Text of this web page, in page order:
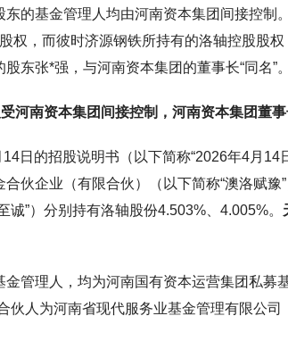
的基金管理人均由河南资本集团间接控制
权，而彼时济源钢铁所持有的洛轴控股股
东张*强，与河南资本集团的董事长“同名”。
河南资本集团间接控制，河南资本集团董
日的招股说明书（以下简称“2026年4月14
伙企业（有限合伙）（以下简称“澳洛赋
诚”）分别持有洛轴股份4.503%、4.005%。
管理人，均为河南国有资本运营集团私募
伙人为河南省现代服务业基金管理有限公司